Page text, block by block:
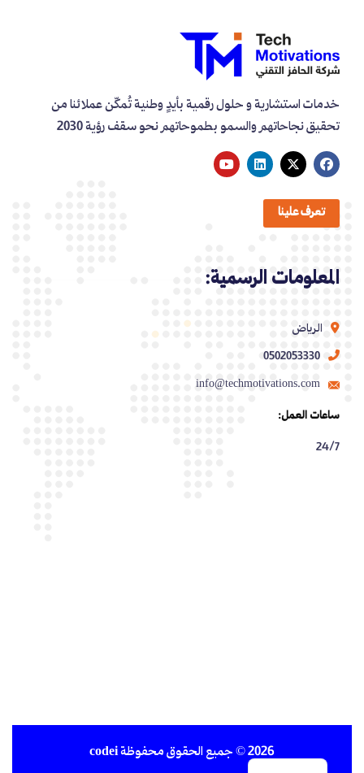
خدمات استشارية و حلول رقمية بأيدٍ وطنية تُمكّن عملائنا من
تحقيق نجاحاتهم والسمو بطموحاتهم نحو سقف رؤية 2030
تعرف علينا
المعلومات الرسمية:
الرياض
0502053330
info@techmotivations.com
ساعات العمل:
24/7
2026© جميع الحقوق محفوظةcodei